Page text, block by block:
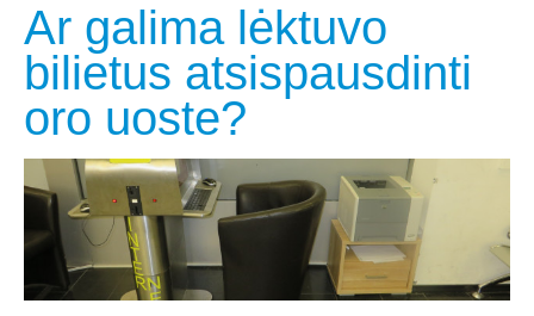
Ar galima lėktuvo
bilietus atsispausdinti
oro uoste?